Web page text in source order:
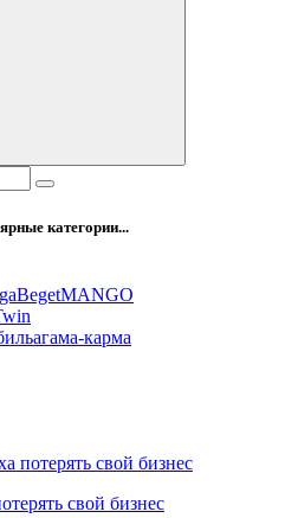
категории...
BegetMANGO
агама-карма
потерять свой бизнес